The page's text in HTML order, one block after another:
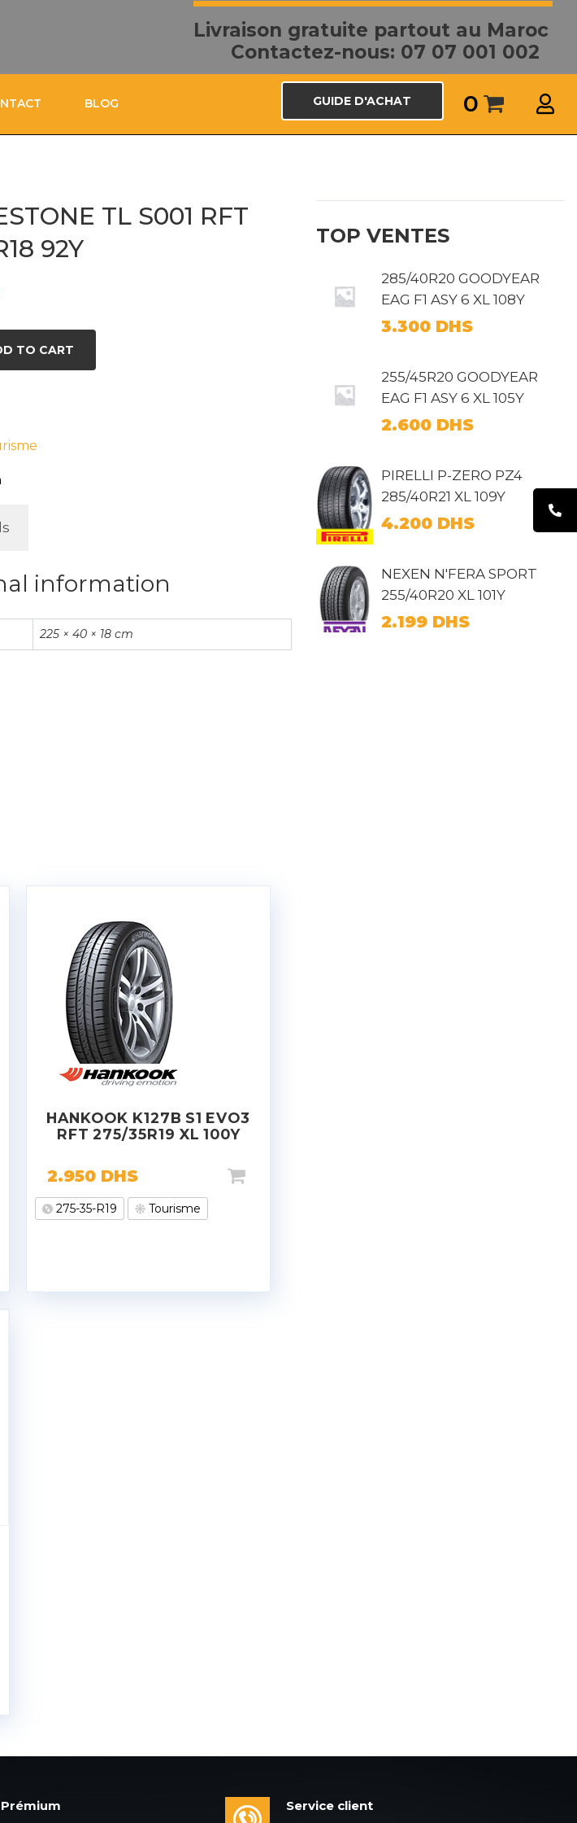
Livraison gratuite partout au Maroc
Contactez-nous: 07 07 001 002
BLOG GUIDE D'ACHAT 0
TL S001 RFT
92Y
TO CART
information
225 × 40 × 18 cm
HANKOOK K127B S1 EVO3
RFT 275/35R19 XL 100Y
2.950 DHS
275-35-R19 Tourisme
TOP VENTES
285/40R20 GOODYEAR
EAG F1 ASY 6 XL 108Y
3.300 DHS
255/45R20 GOODYEAR
EAG F1 ASY 6 XL 105Y
2.600 DHS
PIRELLI P-ZERO PZ4
285/40R21 XL 109Y
4.200 DHS
NEXEN N'FERA SPORT
255/40R20 XL 101Y
2.199 DHS
Service client